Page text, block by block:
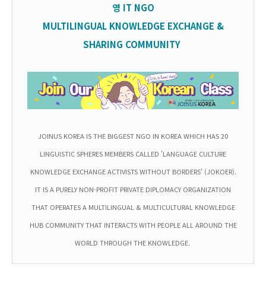
영 IT NGO
MULTILINGUAL KNOWLEDGE EXCHANGE &
SHARING COMMUNITY
JOINUS KOREA IS THE BIGGEST NGO IN KOREA WHICH HAS 20
LINGUISTIC SPHERES MEMBERS CALLED 'LANGUAGE CULTURE
KNOWLEDGE EXCHANGE ACTIVISTS WITHOUT BORDERS' (JOKOER).
IT IS A PURELY NON-PROFIT PRIVATE DIPLOMACY ORGANIZATION
THAT OPERATES A MULTILINGUAL & MULTICULTURAL KNOWLEDGE
HUB COMMUNITY THAT INTERACTS WITH PEOPLE ALL AROUND THE
WORLD THROUGH THE KNOWLEDGE.